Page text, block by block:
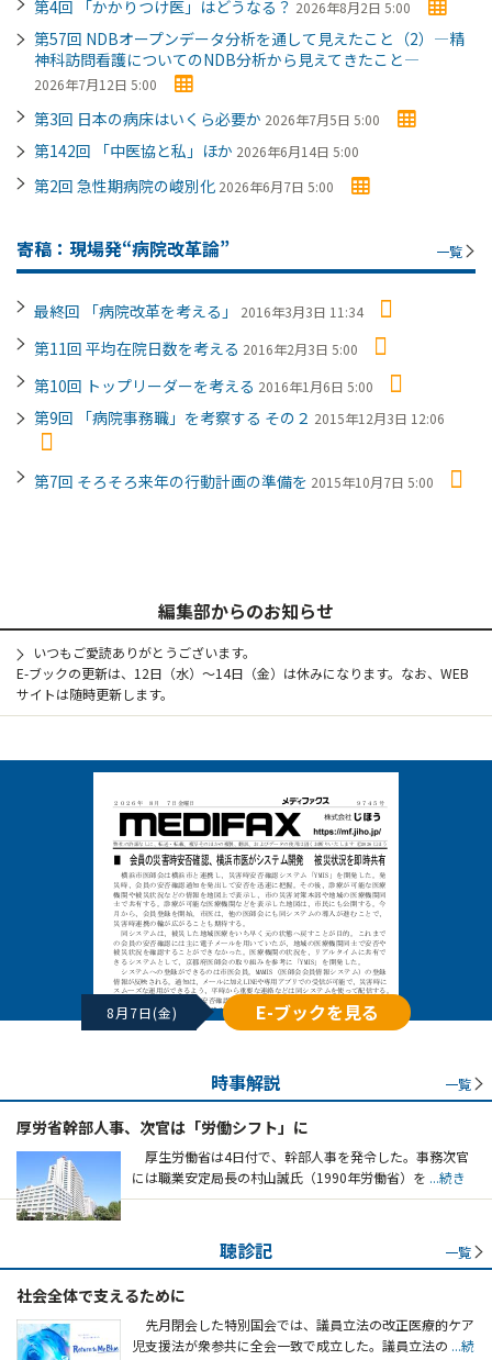
第4回 「かかりつけ医」はどうなる？ 2026年8月2日 5:00
第57回 NDBオープンデータ分析を通して見えたこと（2）―精
神科訪問看護についてのNDB分析から見えてきたこと―
2026年7月12日 5:00
第3回 日本の病床はいくら必要か 2026年7月5日 5:00
第142回 「中医協と私」ほか 2026年6月14日 5:00
第2回 急性期病院の峻別化 2026年6月7日 5:00
寄稿：現場発“病院改革論” 一覧
最終回 「病院改革を考える」 2016年3月3日 11:34
第11回 平均在院日数を考える 2016年2月3日 5:00
第10回 トップリーダーを考える 2016年1月6日 5:00
第9回 「病院事務職」を考察する その２ 2015年12月3日 12:06
第7回 そろそろ来年の行動計画の準備を 2015年10月7日 5:00
編集部からのお知らせ
いつもご愛読ありがとうございます。
E-ブックの更新は、12日（水）～14日（金）は休みになります。なお、WEB
サイトは随時更新します。
8月7日(金) E-ブックを見る
時事解説 一覧
厚労省幹部人事、次官は「労働シフト」に
厚生労働省は4日付で、幹部人事を発令した。事務次官
には職業安定局長の村山誠氏（1990年労働省）を ...続き
聴診記 一覧
社会全体で支えるために
先月閉会した特別国会では、議員立法の改正医療的ケア
児支援法が衆参共に全会一致で成立した。議員立法の ...続